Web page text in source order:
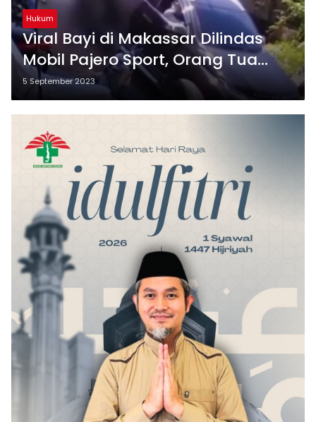
Hukum
Viral Bayi di Makassar Dilindas
Mobil Pajero Sport, Orang Tua
Korban Lapor Polisi
5 September 2023